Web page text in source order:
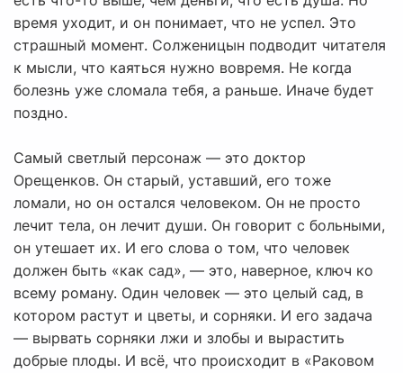
время уходит, и он понимает, что не успел. Это
страшный момент. Солженицын подводит читателя
к мысли, что каяться нужно вовремя. Не когда
болезнь уже сломала тебя, а раньше. Иначе будет
поздно.
Самый светлый персонаж — это доктор
Орещенков. Он старый, уставший, его тоже
ломали, но он остался человеком. Он не просто
лечит тела, он лечит души. Он говорит с больными,
он утешает их. И его слова о том, что человек
должен быть «как сад», — это, наверное, ключ ко
всему роману. Один человек — это целый сад, в
котором растут и цветы, и сорняки. И его задача
— вырвать сорняки лжи и злобы и вырастить
добрые плоды. И всё, что происходит в «Раковом